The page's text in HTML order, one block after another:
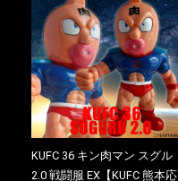
KUFC 36 キン肉マン スグル
2.0 戦闘服 EX【KUFC 熊本応